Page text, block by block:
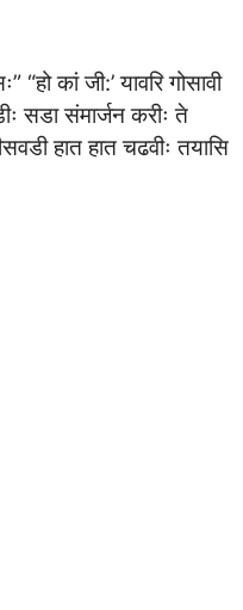
“हो कां जी:’ यावरि गोसावी
सडा संमार्जन करीः ते
हात हात चढवीः तयासि